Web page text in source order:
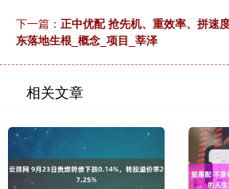
下一篇： 正中优配 抢先机、重效率、拼速
东落地生根_概念_项目_莘泽
相关文章